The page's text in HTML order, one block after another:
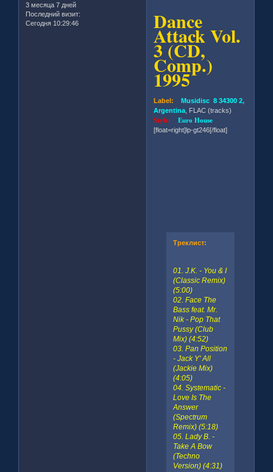
3 месяца 7 дней
Последний визит:
Сегодня 10:29:46
Dance
Attack Vol.
3 (CD,
Comp.)
1995
Label: Musidisc 8 34300 2,
Argentina , FLAC (tracks)
Style:Euro House
[float=right]lp-gt246[/float]
Треклист:
01. J.K. - You & I
(Classic Remix)
(5:00)
02. Face The
Bass feat. Mr.
Nik - Pop That
Pussy (Club
Mix) (4:52)
03. Pan Position
- Jack Y' All
(Jackie Mix)
(4:05)
04. Systematic -
Love Is The
Answer
(Spectrum
Remix) (5:18)
05. Lady B. -
Take A Bow
(Techno
Version) (4:31)